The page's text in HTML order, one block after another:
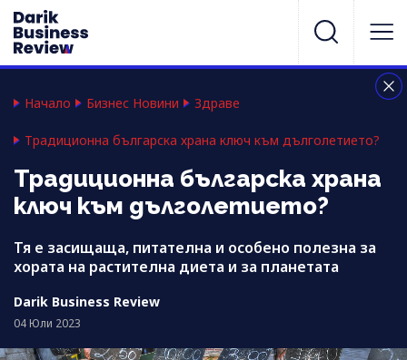
Начало Бизнес Новини Здраве
Традиционна българска храна ключ към дълголетието?
Традиционна българска храна
ключ към дълголетието?
Тя е засищаща, питателна и особено полезна за
хората на растителна диета и за планетата
Darik Business Review
04 Юли 2023